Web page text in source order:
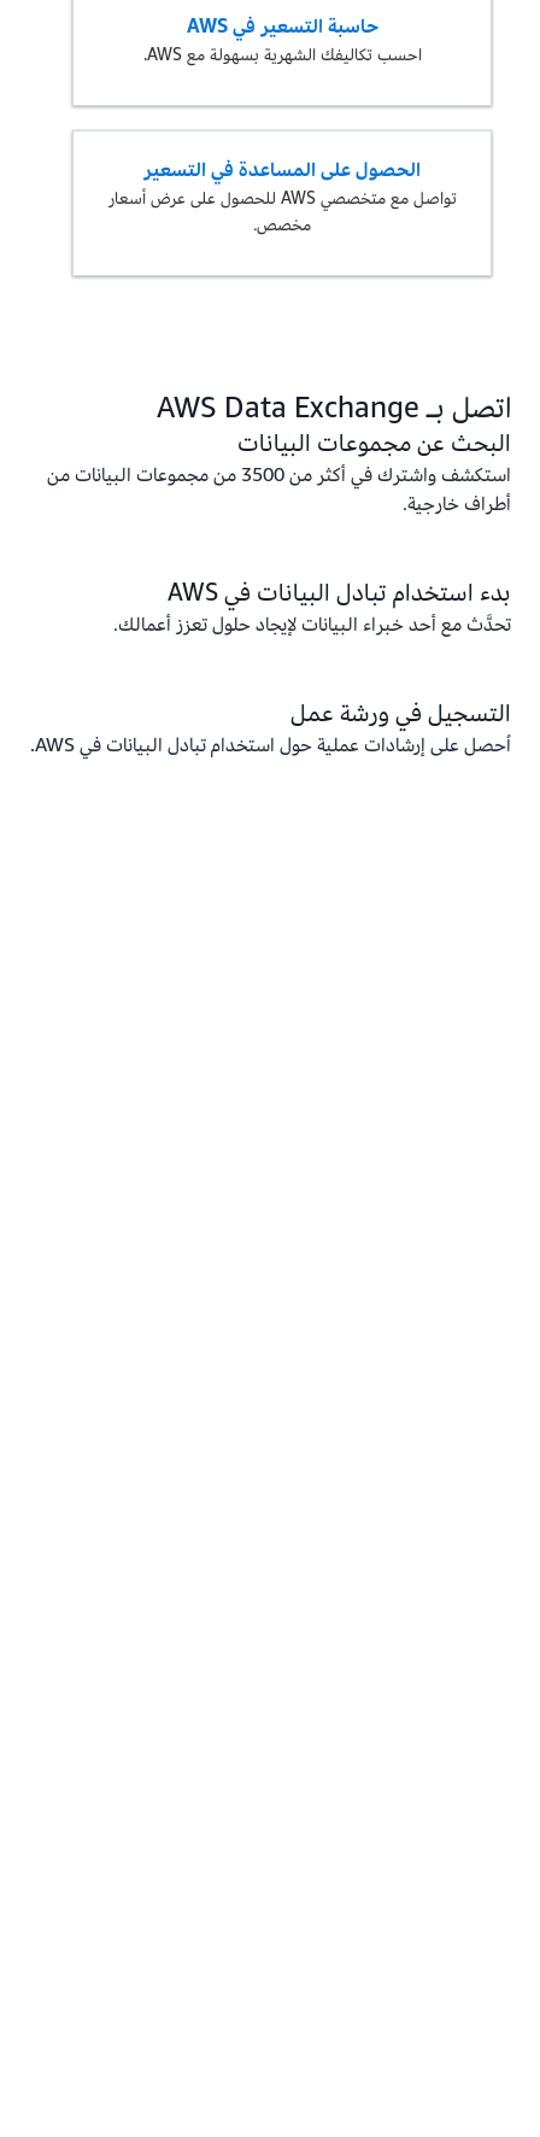
حاسبة التسعير في AWS
احسب تكاليفك الشهرية بسهولة مع AWS.
الحصول على المساعدة في التسعير
تواصل مع متخصصي AWS للحصول على عرض أسعار
مخصص.
اتصل بـ AWS Data Exchange
البحث عن مجموعات البيانات
استكشف واشترك في أكثر من 3500 من مجموعات البيانات من
أطراف خارجية.
بدء استخدام تبادل البيانات في AWS
تحدَّث مع أحد خبراء البيانات لإيجاد حلول تعزز أعمالك.
التسجيل في ورشة عمل
اُحصل على إرشادات عملية حول استخدام تبادل البيانات في AWS.